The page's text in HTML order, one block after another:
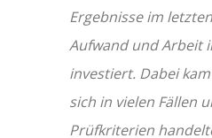
Ergebnisse im
Aufwand und Arbeit
investiert. Dabei
sich in vielen Fällen
Prüfkriterien